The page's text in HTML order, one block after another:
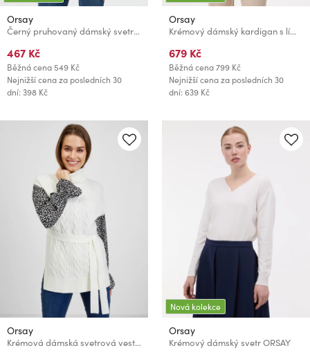
Orsay
Černý pruhovaný dámský svetr ORSAY
467 Kč
Běžná cena549 Kč
Nejnižší cena za posledních 30
dní: 398 Kč
Orsay
Krémový dámský kardigan s límečkem ORSAY
679 Kč
Běžná cena799 Kč
Nejnižší cena za posledních 30
dní: 639 Kč
Orsay
Krémová dámská svetrová vesta ORSAY
Nová kolekce
Orsay
Krémový dámský svetr ORSAY